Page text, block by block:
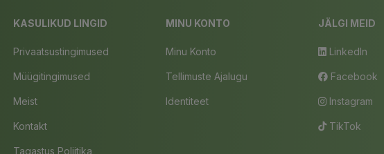
KASULIKUD LINGID
Privaatsustingimused
Müügitingimused
Meist
Kontakt
Tagastus Poliitika
MINU KONTO
Minu Konto
Tellimuste Ajalugu
Identiteet
JÄLGI MEID
LinkedIn
Facebook
Instagram
TikTok